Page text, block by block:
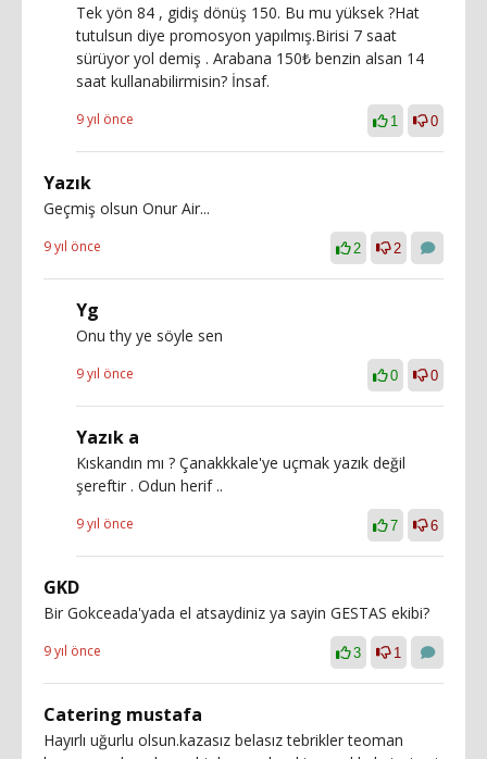
Tek yön 84 , gidiş dönüş 150. Bu mu yüksek ?Hat
tutulsun diye promosyon yapılmış.Birisi 7 saat
sürüyor yol demiş . Arabana 150₺ benzin alsan 14
saat kullanabilirmisin? İnsaf.
9 yıl önce 1 0
Yazık
Geçmiş olsun Onur Air...
9 yıl önce 2 2
Yg
Onu thy ye söyle sen
9 yıl önce 0 0
Yazık a
Kıskandın mı ? Çanakkkale'ye uçmak yazık değil
şereftir . Odun herif ..
9 yıl önce 7 6
GKD
Bir Gokceada'yada el atsaydiniz ya sayin GESTAS ekibi?
9 yıl önce 3 1
Catering mustafa
Hayırlı uğurlu olsun.kazasız belasız tebrikler teoman